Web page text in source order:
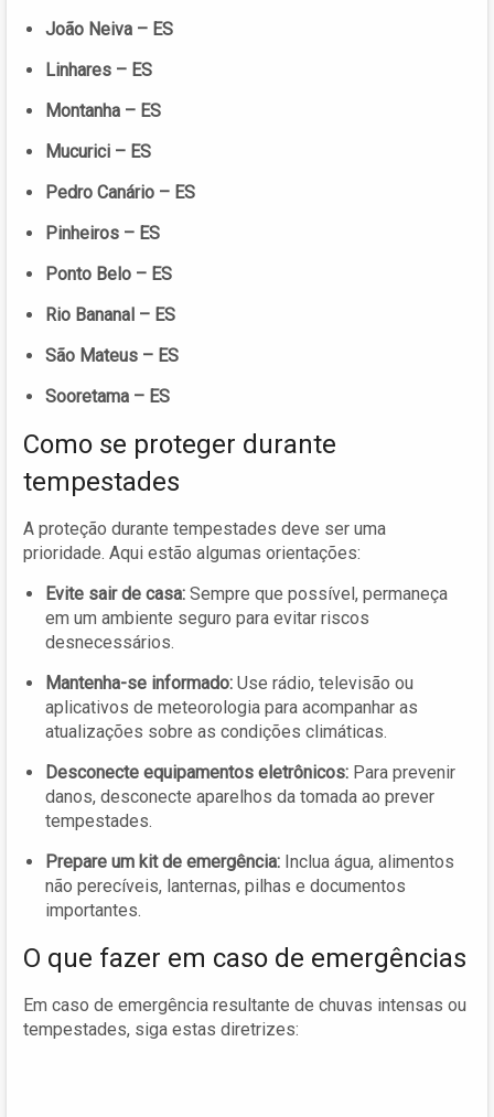
João Neiva – ES
Linhares – ES
Montanha – ES
Mucurici – ES
Pedro Canário – ES
Pinheiros – ES
Ponto Belo – ES
Rio Bananal – ES
São Mateus – ES
Sooretama – ES
Como se proteger durante
tempestades
A proteção durante tempestades deve ser uma
prioridade. Aqui estão algumas orientações:
Evite sair de casa: Sempre que possível, permaneça
em um ambiente seguro para evitar riscos
desnecessários.
Mantenha-se informado: Use rádio, televisão ou
aplicativos de meteorologia para acompanhar as
atualizações sobre as condições climáticas.
Desconecte equipamentos eletrônicos: Para prevenir
danos, desconecte aparelhos da tomada ao prever
tempestades.
Prepare um kit de emergência: Inclua água, alimentos
não perecíveis, lanternas, pilhas e documentos
importantes.
O que fazer em caso de emergências
Em caso de emergência resultante de chuvas intensas ou
tempestades, siga estas diretrizes: